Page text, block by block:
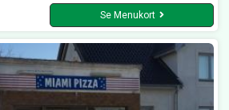
Se Menukort